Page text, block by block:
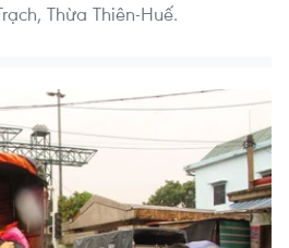
Thừa Thiên-Huế.